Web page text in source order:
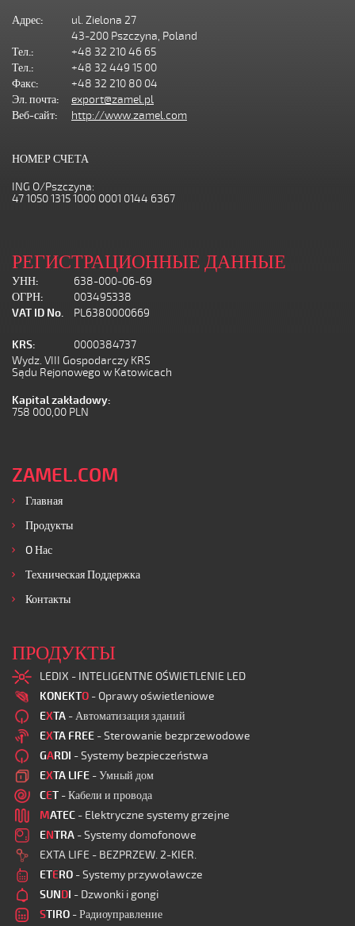
Адрес:
ul. Zielona 27
43-200 Pszczyna, Poland
Тел.:
+48 32 210 46 65
Тел.:
+48 32 449 15 00
Факс:
+48 32 210 80 04
Эл. почта:
export@zamel.pl
Веб-сайт:
http://www.zamel.com
НОМЕР СЧЕТА
ING O/Pszczyna:
47 1050 1315 1000 0001 0144 6367
РЕГИСТРАЦИОННЫЕ ДАННЫЕ
УНН:
638-000-06-69
ОГРН:
003495338
VAT ID No.
PL6380000669
KRS:
0000384737
Wydz. VIII Gospodarczy KRS
Sądu Rejonowego w Katowicach
Kapital zakładowy:
758 000,00 PLN
ZAMEL.COM
Главная
Продукты
O Нас
Техническая Поддержка
Контакты
ПРОДУКТЫ
LEDIX - INTELIGENTNE OŚWIETLENIE LED
KONEKTO - Oprawy oświetleniowe
EXTA - Автоматизация зданий
EXTA FREE - Sterowanie bezprzewodowe
GARDI - Systemy bezpieczeństwa
EXTA LIFE - Умный дом
CET - Кабели и провода
MATEC - Elektryczne systemy grzejne
ENTRA - Systemy domofonowe
EXTA LIFE - BEZPRZEW. 2-KIER.
ETERO - Systemy przywoławcze
SUNDI - Dzwonki i gongi
STIRO - Радиоуправление